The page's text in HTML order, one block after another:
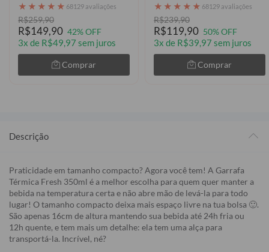
★ ★ ★ ★ ★ 68129 avaliações
R$259,90
R$149,90 42% OFF
3x de R$49,97 sem juros
Comprar
★ ★ ★ ★ ★ 68129 avaliações
R$239,90
R$119,90 50% OFF
3x de R$39,97 sem juros
Comprar
Descrição
Praticidade em tamanho compacto? Agora você tem! A Garrafa
Térmica Fresh 350ml é a melhor escolha para quem quer manter a
bebida na temperatura certa e não abre mão de levá-la para todo
lugar! O tamanho compacto deixa mais espaço livre na tua bolsa 🙂.
São apenas 16cm de altura mantendo sua bebida até 24h fria ou
12h quente, e tem mais um detalhe: ela tem uma alça para
transportá-la. Incrível, né?